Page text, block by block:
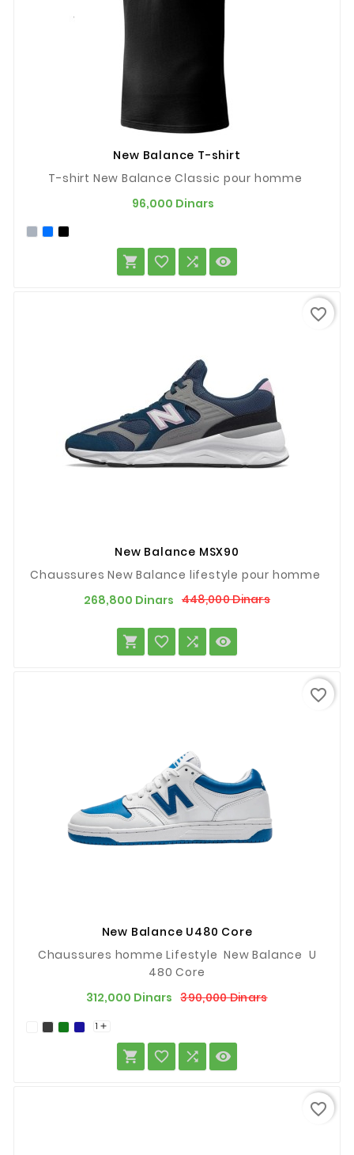
New Balance T-shirt
T-shirt New Balance Classic pour homme
96,000 Dinars
   
New Balance MSX90
Chaussures New Balance lifestyle pour homme
268,800 Dinars 448,000 DinarsPrix
Prix
   
favorite_border
New Balance U480 Core
Chaussures homme Lifestyle New Balance U
480 Core
312,000 Dinars 390,000 DinarsPrix
Prix
1 
   
favorite_border
favorite_border